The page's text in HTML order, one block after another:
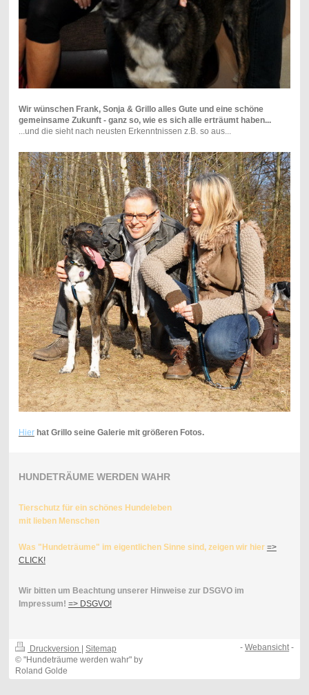
Wir wünschen Frank, Sonja & Grillo alles Gute und eine schöne
gemeinsame Zukunft - ganz so, wie es sich alle erträumt haben...
...und die sieht nach neusten Erkenntnissen z.B. so aus...
Hierhat Grillo seine Galerie mit größeren Fotos.
HUNDETRÄUME WERDEN WAHR
Tierschutz für ein schönes Hundeleben
mit lieben Menschen
Was "Hundeträume" im eigentlichen Sinne sind, zeigen wir hier =>
CLICK!
Wir bitten um Beachtung unserer Hinweise zur DSGVO im
Impressum! => DSGVO!
Druckversion | Sitemap
© "Hundeträume werden wahr" by
Roland Golde
-Webansicht -